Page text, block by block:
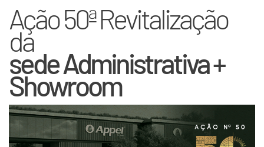
Ação 50ª Revitalização
da
sede Administrativa +
Showroom